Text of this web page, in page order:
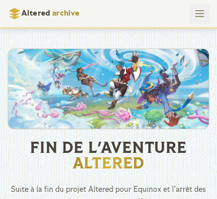
Altered archive
FIN DE L'AVENTURE
ALTERED
Suite à la fin du projet Altered pour Equinox et l’arrêt des